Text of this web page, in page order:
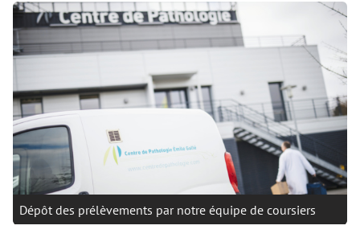
Dépôt des prélèvements par notre équipe de coursiers